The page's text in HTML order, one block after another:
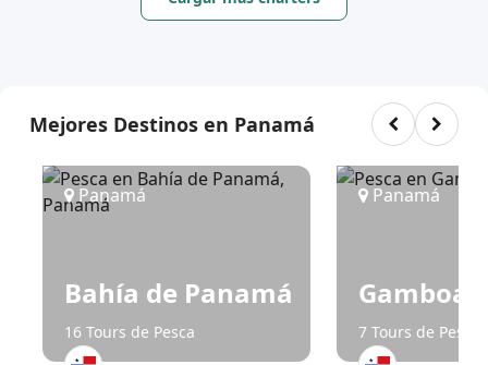
Mejores Destinos en Panamá
Panamá
Bahía de Panamá
16 Tours de Pesca
Panamá
Gamboa
7 Tours de Pesca